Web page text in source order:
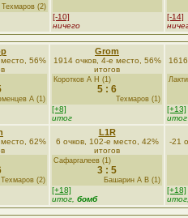
Техмаров (2)
[-10]
ничего
[-14]
56%
А (1)
Grom
1914 очков, 4-е место, 56%
итогов
Коротков А Н (1)
5 : 6
Техмаров (1)
[+8]
итог
[+13]
итог
62%
Техмаров (2)
L1R
6 очков, 102-е место, 42%
итогов
Сафаргалеев (1)
3 : 5
Башарин А В (1)
[+18]
итог, бомб
-21
[+18]